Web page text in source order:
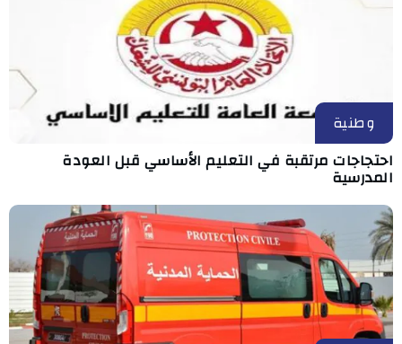
وطنية
احتجاجات مرتقبة في التعليم الأساسي قبل العودة
المدرسية